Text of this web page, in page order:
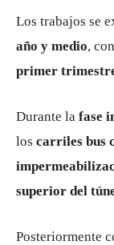
Los trabajos se
año y medio,
primer
Durante la fase
los carriles bus
superior del
Posteriormente